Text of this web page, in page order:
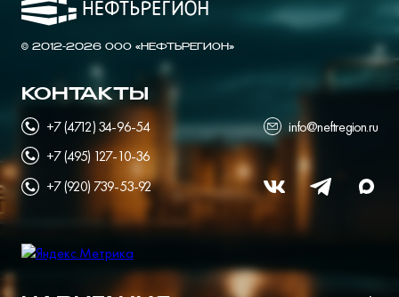
© 2012-2026 ООО «НЕФТЬРЕГИОН»
КОНТАКТЫ
+7 (4712) 34-96-54
+7 (495) 127-10-36
+7 (920) 739-53-92
info@neftregion.ru